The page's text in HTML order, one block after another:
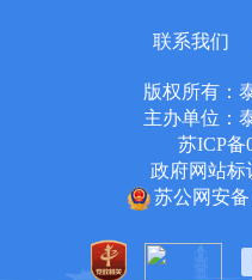
联系我们
版权所有：
主办单位：
苏ICP备
政府网站标
苏公网安备